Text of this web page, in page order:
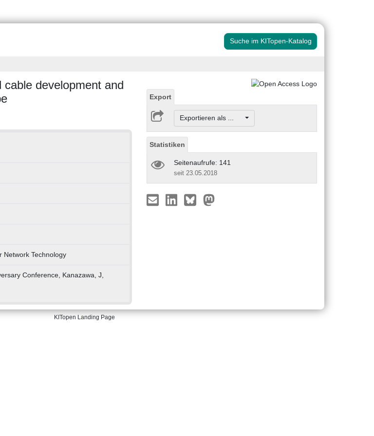
Suche im KITopen-Katalog
development and
Network Technology
Conference, Kanazawa, J,
Export
Exportieren als ...
Statistiken
Seitenaufrufe: 141
seit 23.05.2018
KITopen Landing Page